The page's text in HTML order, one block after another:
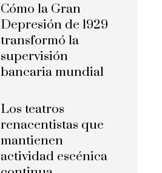
Cómo la Gran
Depresión de 1929
transformó la
supervisión
bancaria mundial
Los teatros
renacentistas que
mantienen
actividad escénica